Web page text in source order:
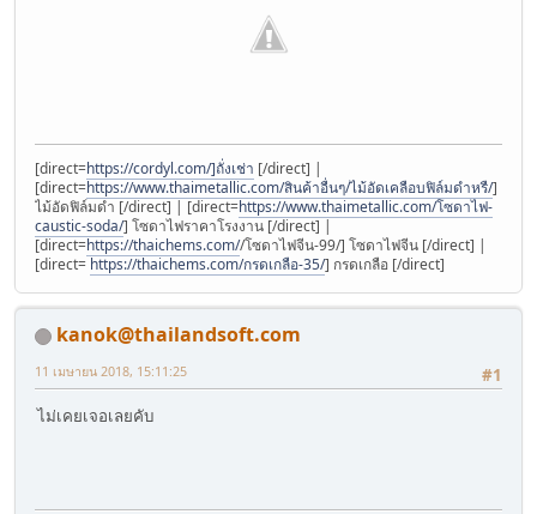
[direct=https://cordyl.com/]ถั่งเช่า [/direct] |
[direct=https://www.thaimetallic.com/สินค้าอื่นๆ/ไม้อัดเคลือบฟิล์มดำหรื/]
ไม้อัดฟิล์มดำ [/direct] | [direct=https://www.thaimetallic.com/โซดาไฟ-
caustic-soda/] โซดาไฟราคาโรงงาน [/direct] |
[direct=https://thaichems.com//โซดาไฟจีน-99/] โซดาไฟจีน [/direct] |
[direct= https://thaichems.com/กรดเกลือ-35/] กรดเกลือ [/direct]
kanok@thailandsoft.com
#1
11 เมษายน 2018, 15:11:25
ไม่เคยเจอเลยคับ